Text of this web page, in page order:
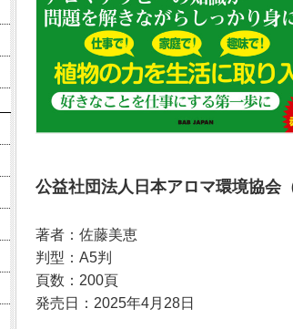
公益社団法人日本アロマ環境協会
著者：佐藤美恵
判型：A5判
頁数：200頁
発売日：2025年4月28日